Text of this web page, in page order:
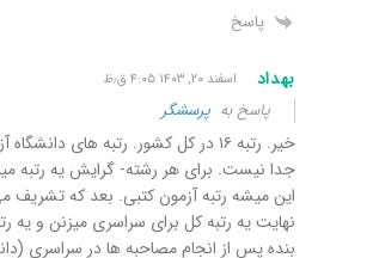
پاسخ
بهداد اسفند ۲۰, ۱۴۰۳ ۴:۰۵ ق٫ظ
پاسخ به پرسشگر
خیر. رتبه ۱۶ در کل کشور. رتبه های
جدا نیست. برای هر رشته- گرایش یه رتبه
این میشه رتبه آزمون کتبی. بعد که تشریف
نهایت یه رتبه کل برای سراسری میزنن و یه
بنده پس از انجام مصاحبه ها در سراسری